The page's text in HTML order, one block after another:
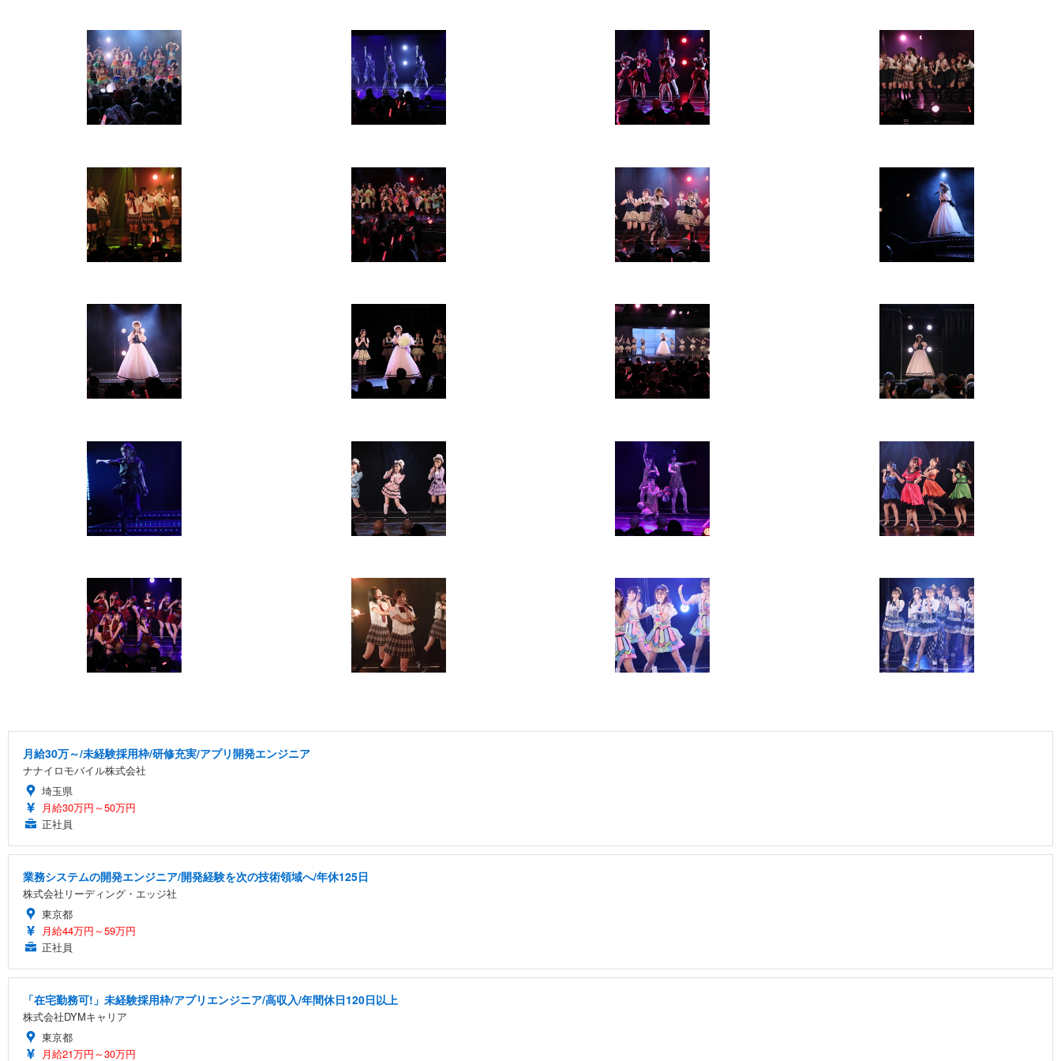
月給30万～/未経験採用枠/研修充実/アプリ開発エンジニア
ナナイロモバイル株式会社
埼玉県
月給30万円～50万円
正社員
業務システムの開発エンジニア/開発経験を次の技術領域へ/年休125日
株式会社リーディング・エッジ社
東京都
月給44万円～59万円
正社員
「在宅勤務可!」未経験採用枠/アプリエンジニア/高収入/年間休日120日以上
株式会社DYMキャリア
東京都
月給21万円～30万円